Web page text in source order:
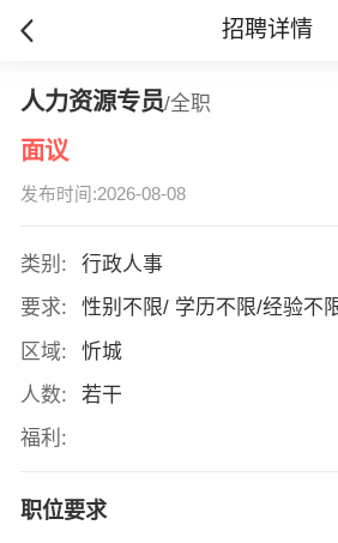
招聘详情
人力资源专员/全职
面议
发布时间:2026-08-08
类别:
行政人事
要求:
性别不限/ 学历不限/经验不
区域:
忻城
人数:
若干
福利:
职位要求